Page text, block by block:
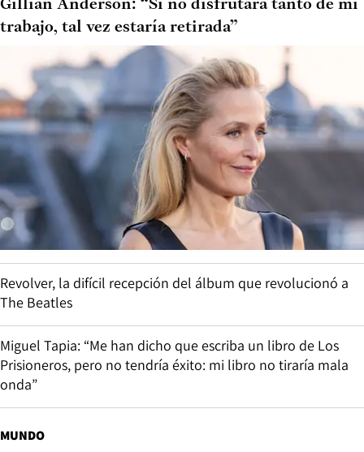
Gillian Anderson: “Si no disfrutara tanto de mi
trabajo, tal vez estaría retirada”
Revolver, la difícil recepción del álbum que revolucionó a
The Beatles
Miguel Tapia: “Me han dicho que escriba un libro de Los
Prisioneros, pero no tendría éxito: mi libro no tiraría mala
onda”
MUNDO